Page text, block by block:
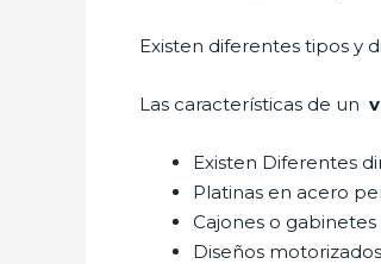
Existen diferentes tipos y
Las características de un
Existen Diferentes
Platinas en acero
Cajones o
Diseños